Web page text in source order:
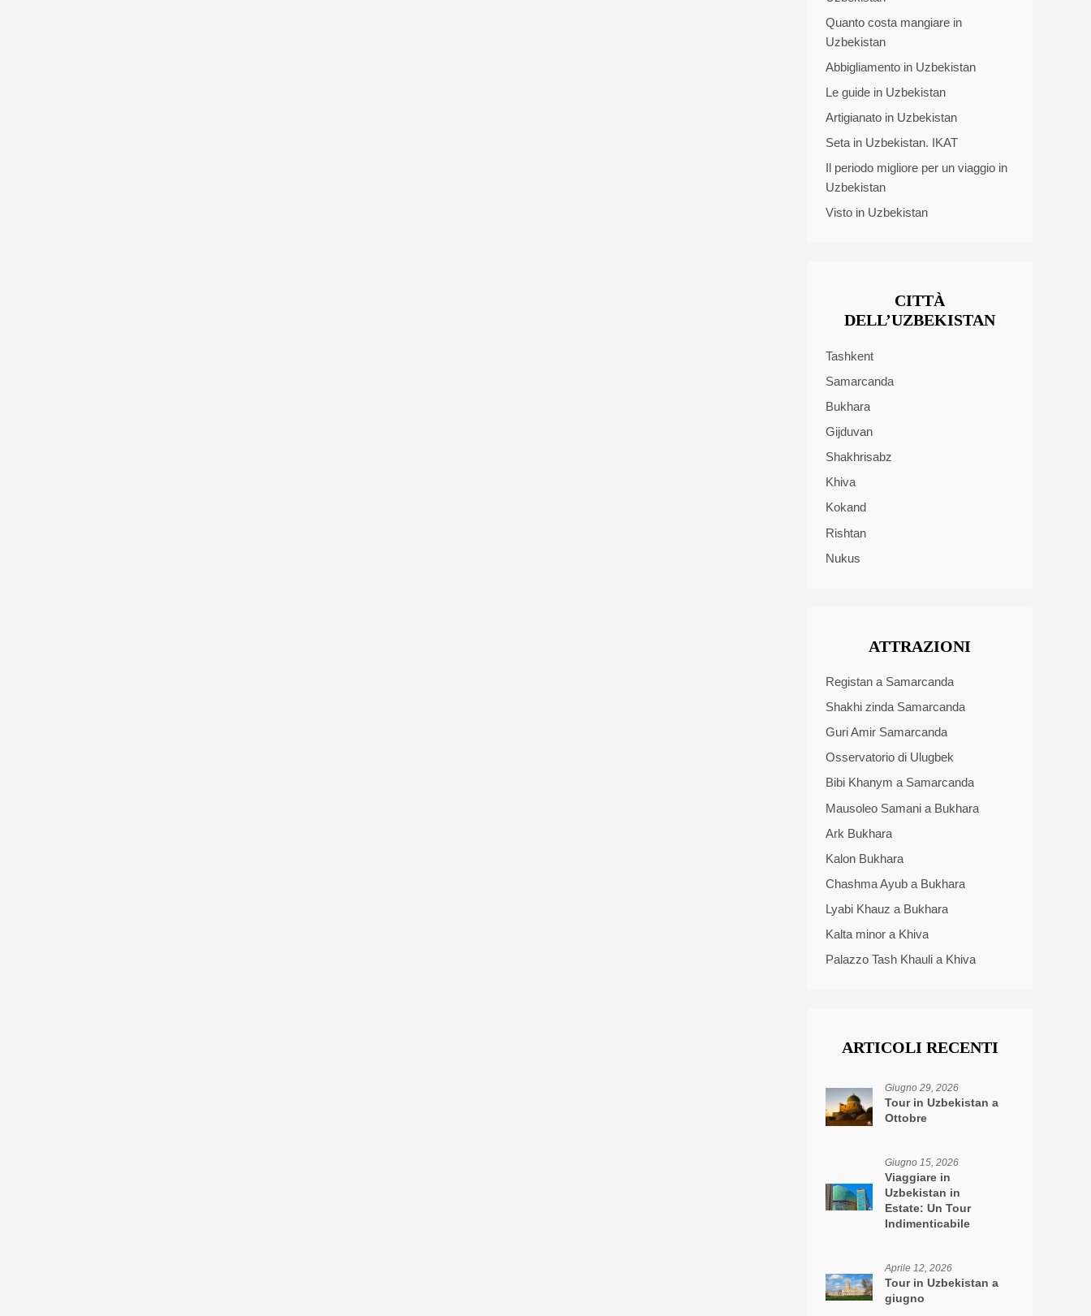
Quanto costa mangiare in
Uzbekistan
Abbigliamento in Uzbekistan
Le guide in Uzbekistan
Artigianato in Uzbekistan
Seta in Uzbekistan. IKAT
Il periodo migliore per un viaggio in
Uzbekistan
Visto in Uzbekistan
CITTÀ
DELL’UZBEKISTAN
Tashkent
Samarcanda
Bukhara
Gijduvan
Shakhrisabz
Khiva
Kokand
Rishtan
Nukus
ATTRAZIONI
Registan a Samarcanda
Shakhi zinda Samarcanda
Guri Amir Samarcanda
Osservatorio di Ulugbek
Bibi Khanym a Samarcanda
Mausoleo Samani a Bukhara
Ark Bukhara
Kalon Bukhara
Chashma Ayub a Bukhara
Lyabi Khauz a Bukhara
Kalta minor a Khiva
Palazzo Tash Khauli a Khiva
ARTICOLI RECENTI
Giugno 29, 2026
Tour in Uzbekistan a
Ottobre
Giugno 15, 2026
Viaggiare in
Uzbekistan in
Estate: Un Tour
Indimenticabile
Aprile 12, 2026
Tour in Uzbekistan a
giugno